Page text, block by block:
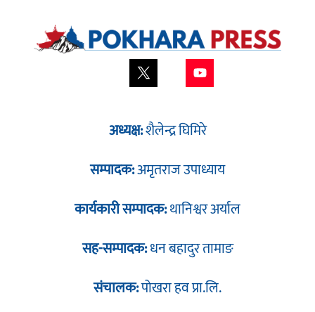
अध्यक्ष:शैलेन्द्र घिमिरे
सम्पादक:अमृतराज उपाध्याय
कार्यकारी सम्पादक:थानिश्वर अर्याल
सह-सम्पादक:धन बहादुर तामाङ
संचालक:पोखरा हव प्रा.लि.